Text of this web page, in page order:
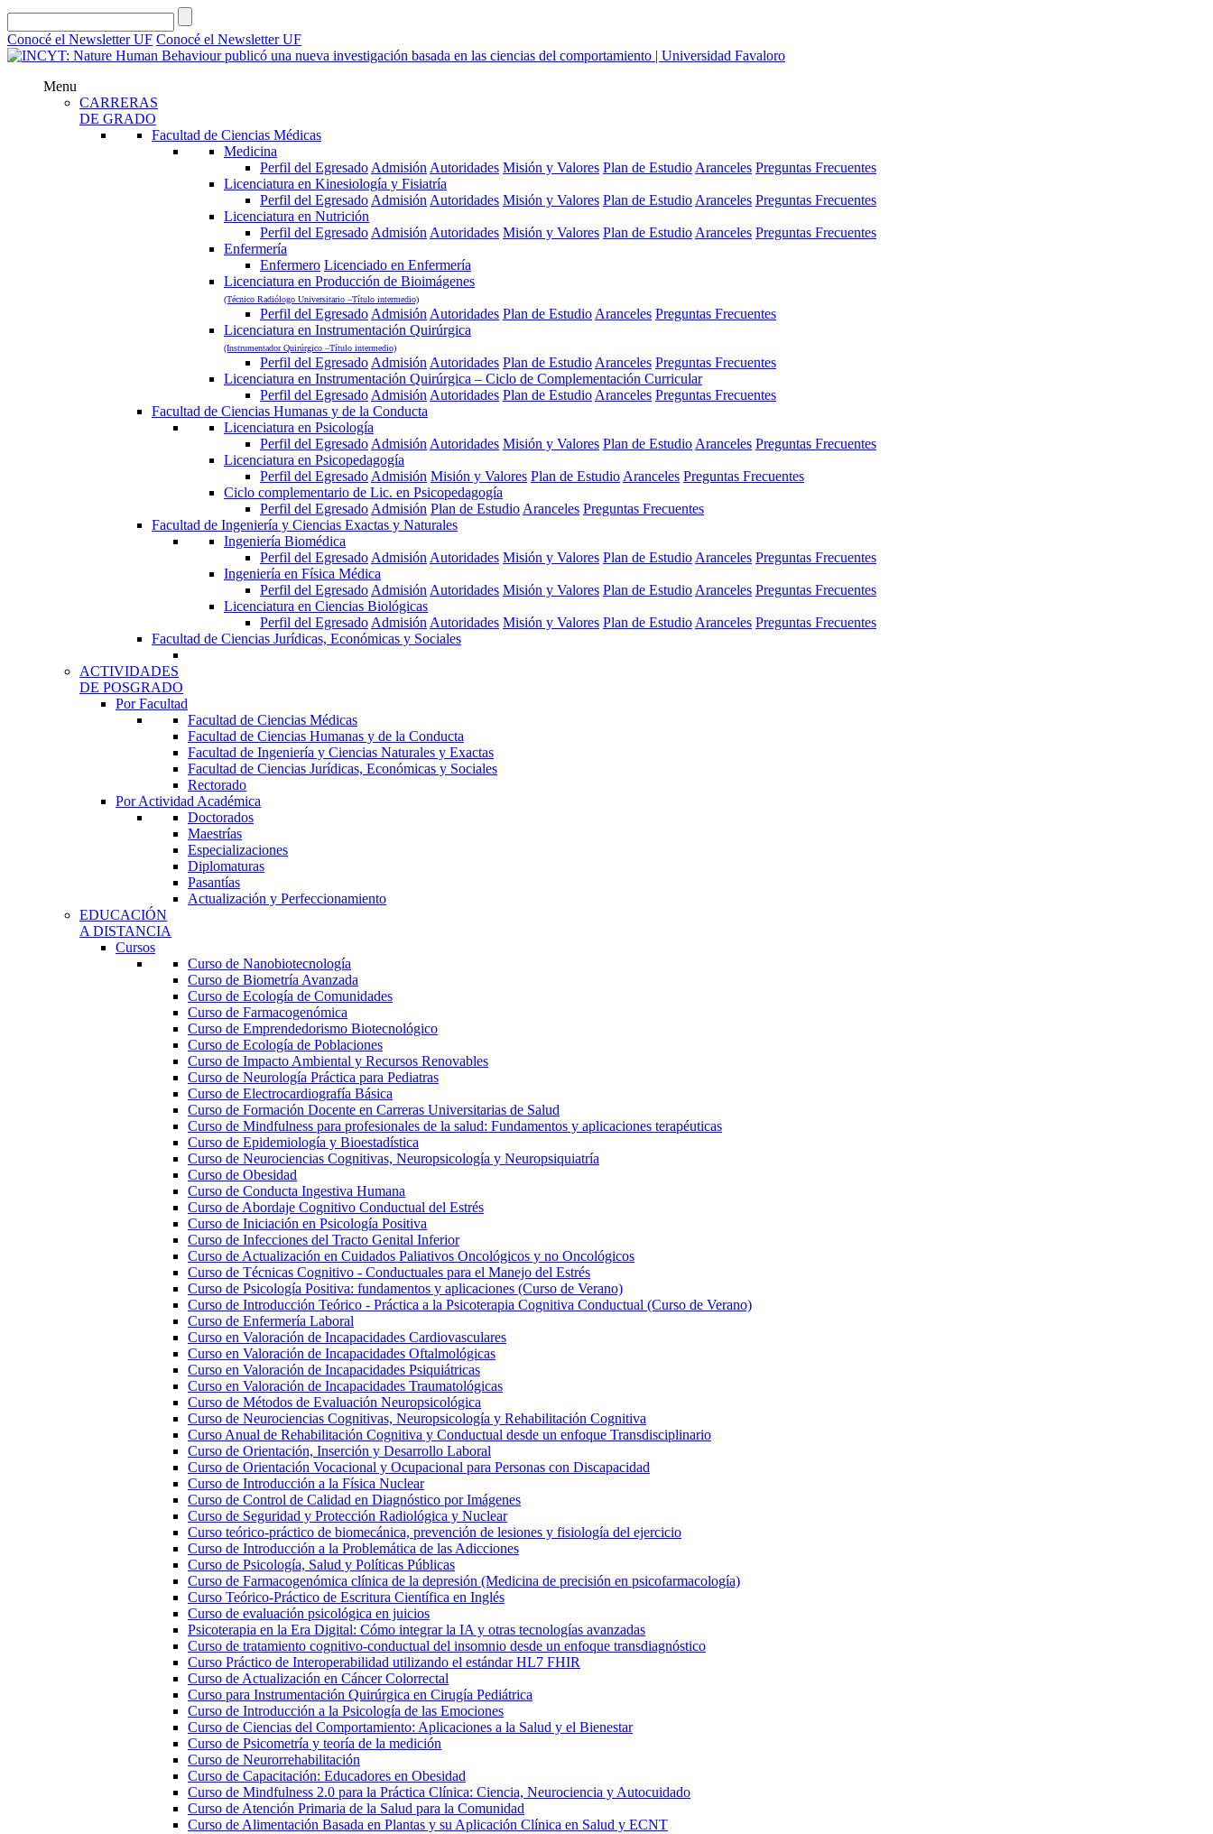
Conocé el Newsletter UF Conocé el Newsletter UF
Menu
CARRERAS
DE GRADO
Facultad de Ciencias Médicas
Medicina
Perfil del Egresado Admisión Autoridades Misión y Valores Plan de Estudio Aranceles Preguntas Frecuentes
Licenciatura en Kinesiología y Fisiatría
Perfil del Egresado Admisión Autoridades Misión y Valores Plan de Estudio Aranceles Preguntas Frecuentes
Licenciatura en Nutrición
Perfil del Egresado Admisión Autoridades Misión y Valores Plan de Estudio Aranceles Preguntas Frecuentes
Enfermería
Enfermero Licenciado en Enfermería
Licenciatura en Producción de Bioimágenes
(Técnico Radiólogo Universitario –Título intermedio)
Perfil del Egresado Admisión Autoridades Plan de Estudio Aranceles Preguntas Frecuentes
Licenciatura en Instrumentación Quirúrgica
(Instrumentador Quirúrgico –Título intermedio)
Perfil del Egresado Admisión Autoridades Plan de Estudio Aranceles Preguntas Frecuentes
Licenciatura en Instrumentación Quirúrgica – Ciclo de Complementación Curricular
Perfil del Egresado Admisión Autoridades Plan de Estudio Aranceles Preguntas Frecuentes
Facultad de Ciencias Humanas y de la Conducta
Licenciatura en Psicología
Perfil del Egresado Admisión Autoridades Misión y Valores Plan de Estudio Aranceles Preguntas Frecuentes
Licenciatura en Psicopedagogía
Perfil del Egresado Admisión Misión y Valores Plan de Estudio Aranceles Preguntas Frecuentes
Ciclo complementario de Lic. en Psicopedagogía
Perfil del Egresado Admisión Plan de Estudio Aranceles Preguntas Frecuentes
Facultad de Ingeniería y Ciencias Exactas y Naturales
Ingeniería Biomédica
Perfil del Egresado Admisión Autoridades Misión y Valores Plan de Estudio Aranceles Preguntas Frecuentes
Ingeniería en Física Médica
Perfil del Egresado Admisión Autoridades Misión y Valores Plan de Estudio Aranceles Preguntas Frecuentes
Licenciatura en Ciencias Biológicas
Perfil del Egresado Admisión Autoridades Misión y Valores Plan de Estudio Aranceles Preguntas Frecuentes
Facultad de Ciencias Jurídicas, Económicas y Sociales
ACTIVIDADES
DE POSGRADO
Por Facultad
Facultad de Ciencias Médicas
Facultad de Ciencias Humanas y de la Conducta
Facultad de Ingeniería y Ciencias Naturales y Exactas
Facultad de Ciencias Jurídicas, Económicas y Sociales
Rectorado
Por Actividad Académica
Doctorados
Maestrías
Especializaciones
Diplomaturas
Pasantías
Actualización y Perfeccionamiento
EDUCACIÓN
A DISTANCIA
Cursos
Curso de Nanobiotecnología
Curso de Biometría Avanzada
Curso de Ecología de Comunidades
Curso de Farmacogenómica
Curso de Emprendedorismo Biotecnológico
Curso de Ecología de Poblaciones
Curso de Impacto Ambiental y Recursos Renovables
Curso de Neurología Práctica para Pediatras
Curso de Electrocardiografía Básica
Curso de Formación Docente en Carreras Universitarias de Salud
Curso de Mindfulness para profesionales de la salud: Fundamentos y aplicaciones terapéuticas
Curso de Epidemiología y Bioestadística
Curso de Neurociencias Cognitivas, Neuropsicología y Neuropsiquiatría
Curso de Obesidad
Curso de Conducta Ingestiva Humana
Curso de Abordaje Cognitivo Conductual del Estrés
Curso de Iniciación en Psicología Positiva
Curso de Infecciones del Tracto Genital Inferior
Curso de Actualización en Cuidados Paliativos Oncológicos y no Oncológicos
Curso de Técnicas Cognitivo - Conductuales para el Manejo del Estrés
Curso de Psicología Positiva: fundamentos y aplicaciones (Curso de Verano)
Curso de Introducción Teórico - Práctica a la Psicoterapia Cognitiva Conductual (Curso de Verano)
Curso de Enfermería Laboral
Curso en Valoración de Incapacidades Cardiovasculares
Curso en Valoración de Incapacidades Oftalmológicas
Curso en Valoración de Incapacidades Psiquiátricas
Curso en Valoración de Incapacidades Traumatológicas
Curso de Métodos de Evaluación Neuropsicológica
Curso de Neurociencias Cognitivas, Neuropsicología y Rehabilitación Cognitiva
Curso Anual de Rehabilitación Cognitiva y Conductual desde un enfoque Transdisciplinario
Curso de Orientación, Inserción y Desarrollo Laboral
Curso de Orientación Vocacional y Ocupacional para Personas con Discapacidad
Curso de Introducción a la Física Nuclear
Curso de Control de Calidad en Diagnóstico por Imágenes
Curso de Seguridad y Protección Radiológica y Nuclear
Curso teórico-práctico de biomecánica, prevención de lesiones y fisiología del ejercicio
Curso de Introducción a la Problemática de las Adicciones
Curso de Psicología, Salud y Políticas Públicas
Curso de Farmacogenómica clínica de la depresión (Medicina de precisión en psicofarmacología)
Curso Teórico-Práctico de Escritura Científica en Inglés
Curso de evaluación psicológica en juicios
Psicoterapia en la Era Digital: Cómo integrar la IA y otras tecnologías avanzadas
Curso de tratamiento cognitivo-conductual del insomnio desde un enfoque transdiagnóstico
Curso Práctico de Interoperabilidad utilizando el estándar HL7 FHIR
Curso de Actualización en Cáncer Colorrectal
Curso para Instrumentación Quirúrgica en Cirugía Pediátrica
Curso de Introducción a la Psicología de las Emociones
Curso de Ciencias del Comportamiento: Aplicaciones a la Salud y el Bienestar
Curso de Psicometría y teoría de la medición
Curso de Neurorrehabilitación
Curso de Capacitación: Educadores en Obesidad
Curso de Mindfulness 2.0 para la Práctica Clínica: Ciencia, Neurociencia y Autocuidado
Curso de Atención Primaria de la Salud para la Comunidad
Curso de Alimentación Basada en Plantas y su Aplicación Clínica en Salud y ECNT